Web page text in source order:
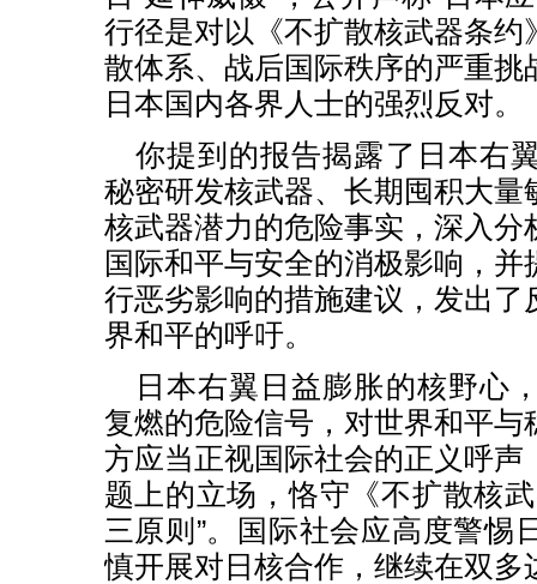
行径是对以《不扩散核武器条约
散体系、战后国际秩序的严重挑
日本国内各界人士的强烈反对。
你提到的报告揭露了日本右
秘密研发核武器、长期囤积大量
核武器潜力的危险事实，深入分
国际和平与安全的消极影响，
行恶劣影响的措施建议，发出了
界和平的呼吁。
日本右翼日益膨胀的核野心
复燃的危险信号，对世界和平与
方应当正视国际社会的正义呼声
题上的立场，恪守《不扩散核
三原则”。国际社会应高度警惕
慎开展对日核合作，继续在双多